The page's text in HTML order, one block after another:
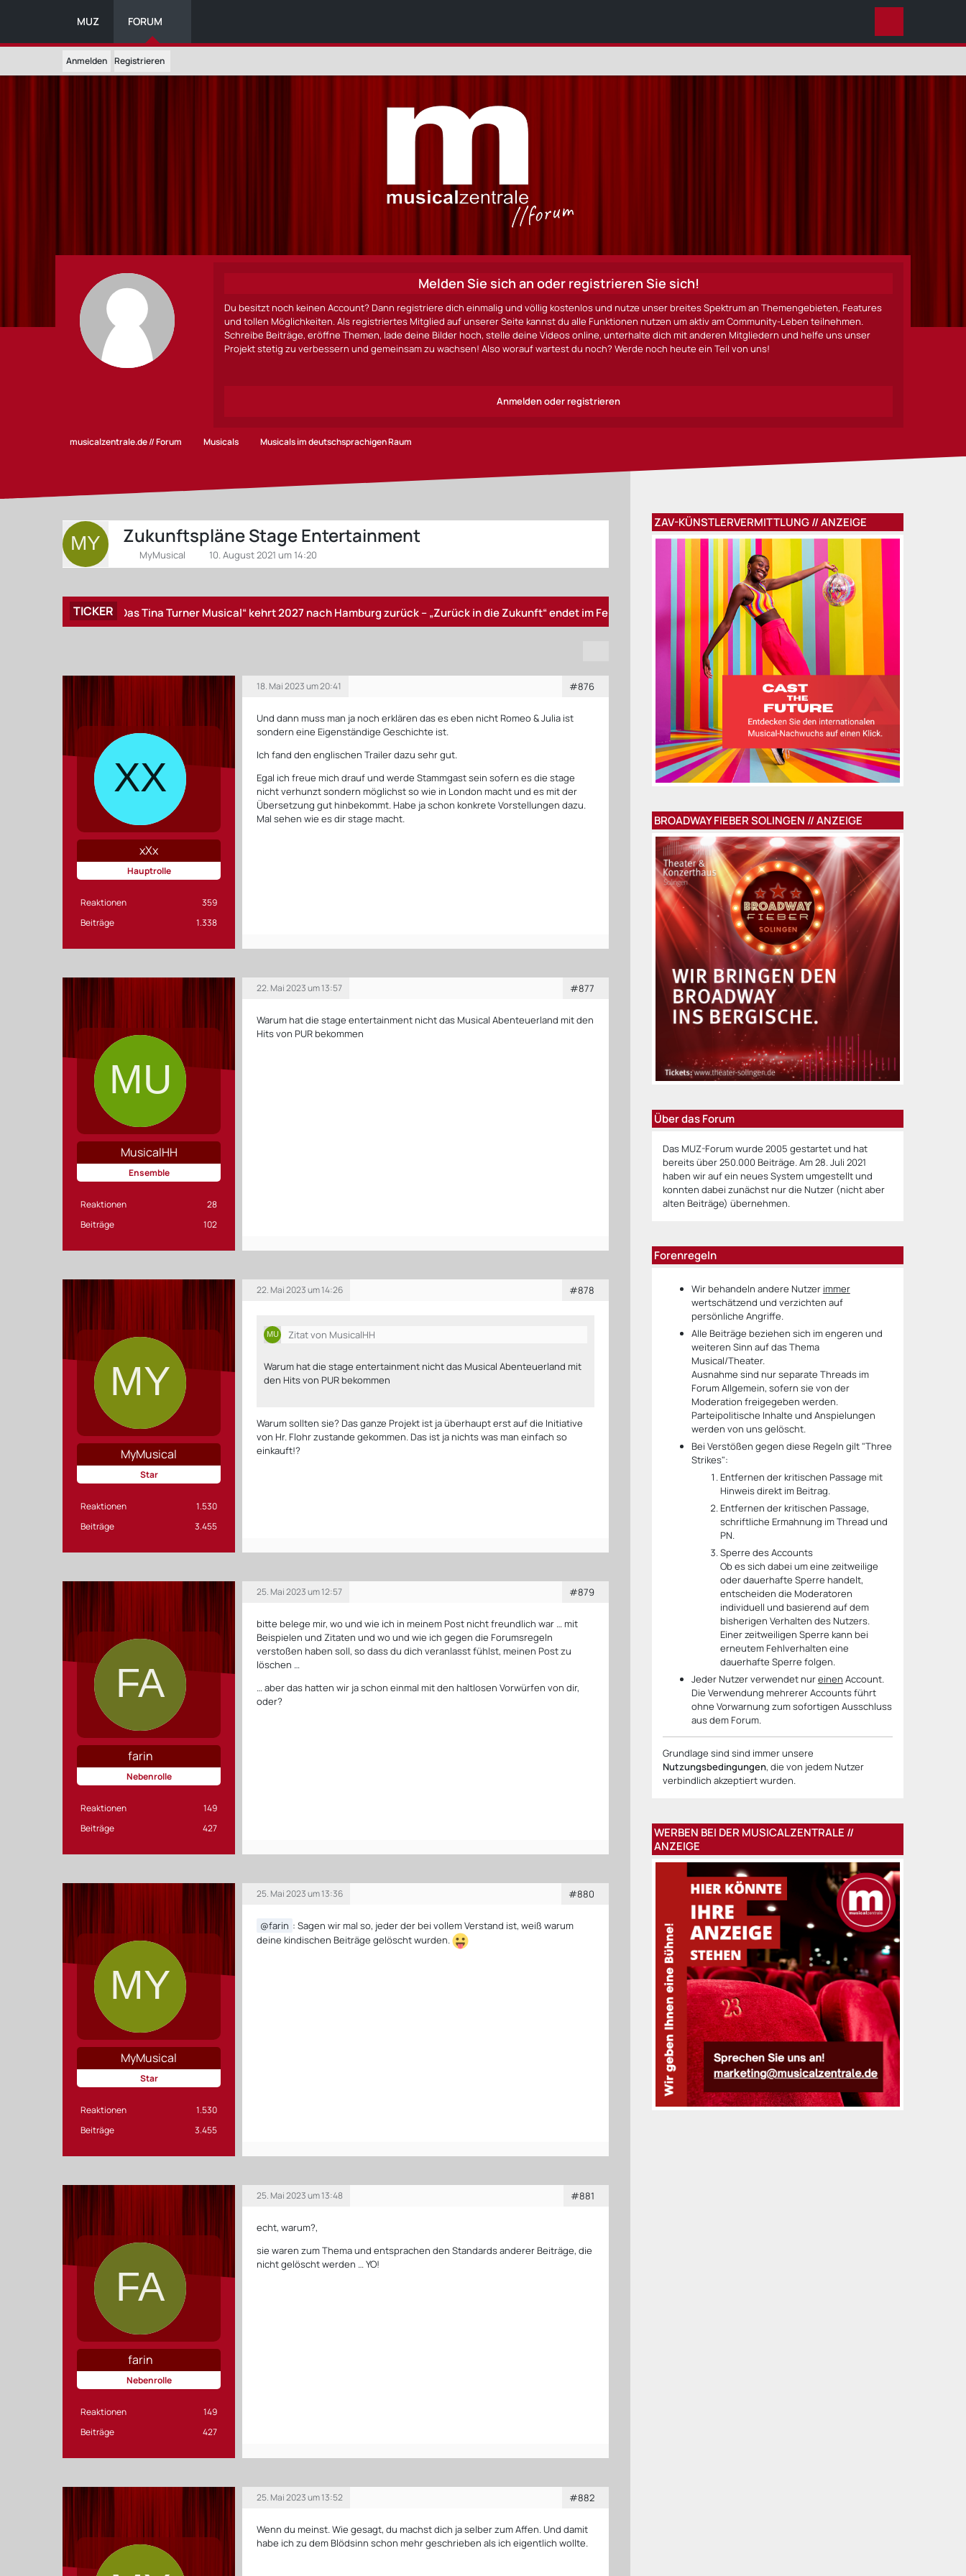
MUZ FORUM
Anmelden Registrieren
Melden Sie sich an oder registrieren Sie sich!
Du besitzt noch keinen Account? Dann registriere dich einmalig und völlig kostenlos und nutze unser breites Spektrum an Themengebieten, Features
und tollen Möglichkeiten. Als registriertes Mitglied auf unserer Seite kannst du alle Funktionen nutzen um aktiv am Community-Leben teilnehmen.
Schreibe Beiträge, eröffne Themen, lade deine Bilder hoch, stelle deine Videos online, unterhalte dich mit anderen Mitgliedern und helfe uns unser
Projekt stetig zu verbessern und gemeinsam zu wachsen! Also worauf wartest du noch? Werde noch heute ein Teil von uns!
Anmelden oder registrieren
musicalzentrale.de // Forum Musicals Musicals im deutschsprachigen Raum
Zukunftspläne Stage Entertainment
MyMusical 10. August 2021 um 14:20
TICKER
„TINA – Das Tina Turner Musical“ kehrt 2027 nach Hamburg zurück – „Zurück in die Zukunft“ endet im Februar „& JULIA“ in Stuttgart: Sabrina Weckerlin und Maximilian Mann
xXx
Hauptrolle
Reaktionen
359
Beiträge
1.338
18. Mai 2023 um 20:41 #876
Und dann muss man ja noch erklären das es eben nicht Romeo & Julia ist
sondern eine Eigenständige Geschichte ist.
Ich fand den englischen Trailer dazu sehr gut.
Egal ich freue mich drauf und werde Stammgast sein sofern es die stage
nicht verhunzt sondern möglichst so wie in London macht und es mit der
Übersetzung gut hinbekommt. Habe ja schon konkrete Vorstellungen dazu.
Mal sehen wie es dir stage macht.
MusicalHH
Ensemble
Reaktionen
28
Beiträge
102
22. Mai 2023 um 13:57 #877
Warum hat die stage entertainment nicht das Musical Abenteuerland mit den
Hits von PUR bekommen
MyMusical
Star
Reaktionen
1.530
Beiträge
3.455
22. Mai 2023 um 14:26 #878
Zitat von MusicalHH
Warum hat die stage entertainment nicht das Musical Abenteuerland mit
den Hits von PUR bekommen
Warum sollten sie? Das ganze Projekt ist ja überhaupt erst auf die Initiative
von Hr. Flohr zustande gekommen. Das ist ja nichts was man einfach so
einkauft!?
farin
Nebenrolle
Reaktionen
149
Beiträge
427
25. Mai 2023 um 12:57 #879
bitte belege mir, wo und wie ich in meinem Post nicht freundlich war … mit
Beispielen und Zitaten und wo und wie ich gegen die Forumsregeln
verstoßen haben soll, so dass du dich veranlasst fühlst, meinen Post zu
löschen …
… aber das hatten wir ja schon einmal mit den haltlosen Vorwürfen von dir,
oder?
MyMusical
Star
Reaktionen
1.530
Beiträge
3.455
25. Mai 2023 um 13:36 #880
farin : Sagen wir mal so, jeder der bei vollem Verstand ist, weiß warum
deine kindischen Beiträge gelöscht wurden.
farin
Nebenrolle
Reaktionen
149
Beiträge
427
25. Mai 2023 um 13:48 #881
echt, warum?,
sie waren zum Thema und entsprachen den Standards anderer Beiträge, die
nicht gelöscht werden … YO!
25. Mai 2023 um 13:52 #882
Wenn du meinst. Wie gesagt, du machst dich ja selber zum Affen. Und damit
habe ich zu dem Blödsinn schon mehr geschrieben als ich eigentlich wollte.
ZAV-KÜNSTLERVERMITTLUNG // ANZEIGE
BROADWAY FIEBER SOLINGEN // ANZEIGE
Über das Forum
Das MUZ-Forum wurde 2005 gestartet und hat
bereits über 250.000 Beiträge. Am 28. Juli 2021
haben wir auf ein neues System umgestellt und
konnten dabei zunächst nur die Nutzer (nicht aber
alten Beiträge) übernehmen.
Forenregeln
Wir behandeln andere Nutzer immer
wertschätzend und verzichten auf
persönliche Angriffe.
Alle Beiträge beziehen sich im engeren und
weiteren Sinn auf das Thema
Musical/Theater.
Ausnahme sind nur separate Threads im
Forum Allgemein, sofern sie von der
Moderation freigegeben werden.
Parteipolitische Inhalte und Anspielungen
werden von uns gelöscht.
Bei Verstößen gegen diese Regeln gilt "Three
Strikes":
Entfernen der kritischen Passage mit
Hinweis direkt im Beitrag.
Entfernen der kritischen Passage,
schriftliche Ermahnung im Thread und
PN.
Sperre des Accounts
Ob es sich dabei um eine zeitweilige
oder dauerhafte Sperre handelt,
entscheiden die Moderatoren
individuell und basierend auf dem
bisherigen Verhalten des Nutzers.
Einer zeitweiligen Sperre kann bei
erneutem Fehlverhalten eine
dauerhafte Sperre folgen.
Jeder Nutzer verwendet nureinen Account.
Die Verwendung mehrerer Accounts führt
ohne Vorwarnung zum sofortigen Ausschluss
aus dem Forum.
Grundlage sind sind immer unsere
Nutzungsbedingungen, die von jedem Nutzer
verbindlich akzeptiert wurden.
WERBEN BEI DER MUSICALZENTRALE //
ANZEIGE